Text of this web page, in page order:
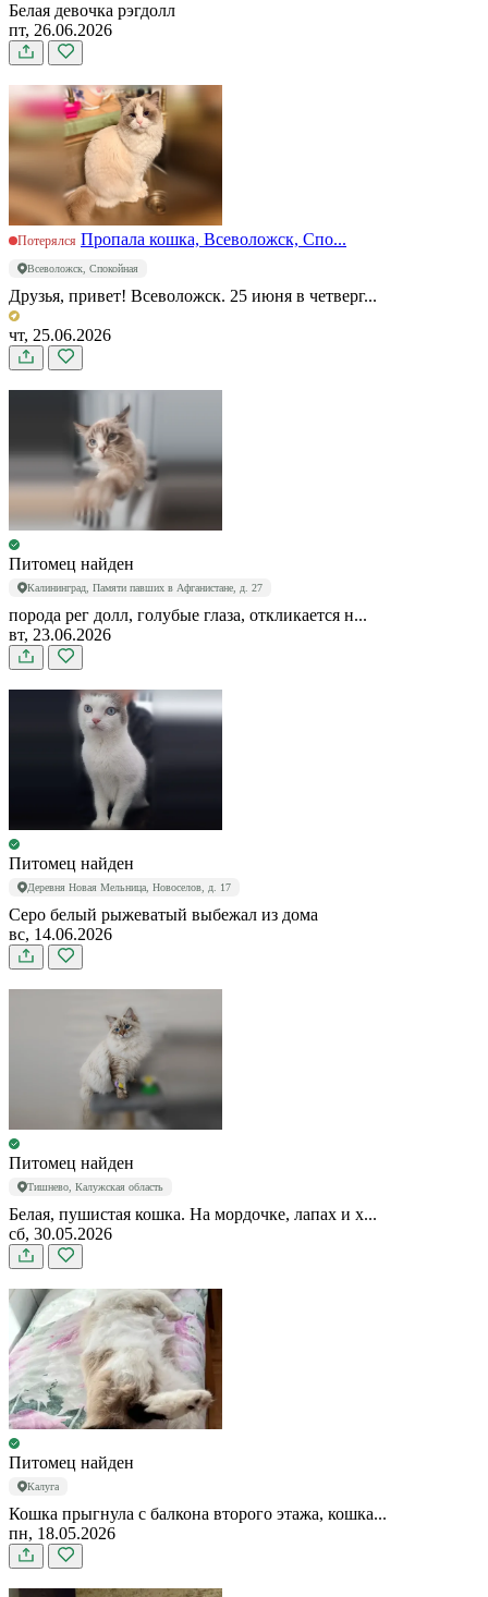
Белая девочка рэгдолл
пт, 26.06.2026
Потерялся Пропала кошка, Всеволожск, Спо...
Всеволожск, Спокойная
Друзья, привет! Всеволожск. 25 июня в четверг...
чт, 25.06.2026
Питомец найден
Калининград, Памяти павших в Афганистане, д. 27
порода рег долл, голубые глаза, откликается н...
вт, 23.06.2026
Питомец найден
Деревня Новая Мельница, Новоселов, д. 17
Серо белый рыжеватый выбежал из дома
вс, 14.06.2026
Питомец найден
Тишнево, Калужская область
Белая, пушистая кошка. На мордочке, лапах и х...
сб, 30.05.2026
Питомец найден
Калуга
Кошка прыгнула с балкона второго этажа, кошка...
пн, 18.05.2026